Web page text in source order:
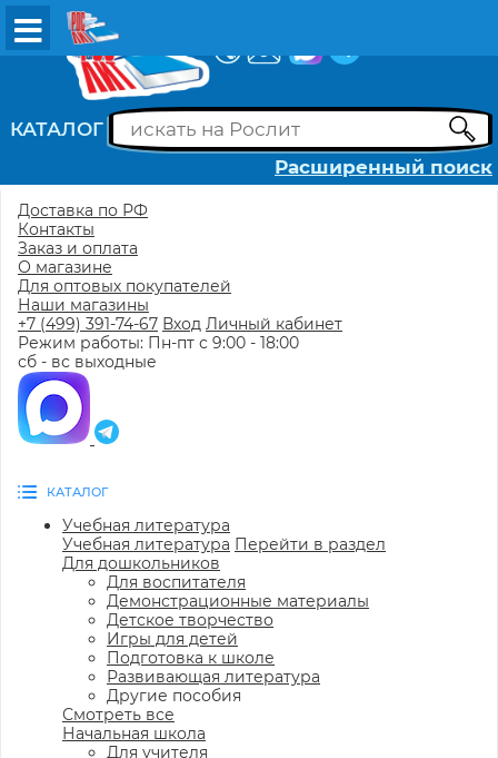
КАТАЛОГ
Расширенный поиск
Доставка по РФ
Контакты
Заказ и оплата
О магазине
Для оптовых покупателей
Наши магазины
+7 (499) 391-74-67 Вход Личный кабинет
Режим работы: Пн-пт с 9:00 - 18:00
сб - вс выходные
КАТАЛОГ
Учебная литература
Учебная литература Перейти в раздел
Для дошкольников
Для воспитателя
Демонстрационные материалы
Детское творчество
Игры для детей
Подготовка к школе
Развивающая литература
Другие пособия
Смотреть все
Начальная школа
Для учителя